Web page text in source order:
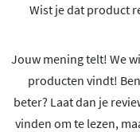
Wist je dat product
Jouw mening telt! We
producten vindt!
beter? Laat dan je
vinden om te lezen,